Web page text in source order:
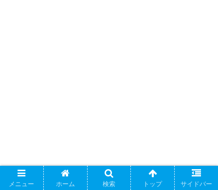
ベビーカー
メニュー ホーム 検索 トップ サイドバー